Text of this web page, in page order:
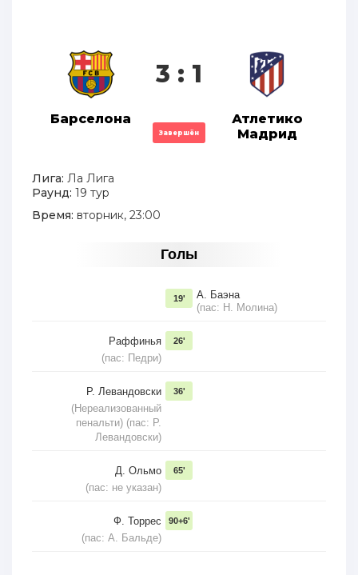
Барселона
3 : 1
Завершён
Атлетико
Мадрид
Лига: Ла Лига
Раунд: 19 тур
Время: вторник, 23:00
Голы
А. Баэна
(пас: Н. Молина)
19'
Раффинья
(пас: Педри)
26'
Р. Левандовски
(Нереализованный
пенальти) (пас: Р.
Левандовски)
36'
Д. Ольмо
(пас: не указан)
65'
Ф. Торрес
(пас: А. Бальде)
90+6'